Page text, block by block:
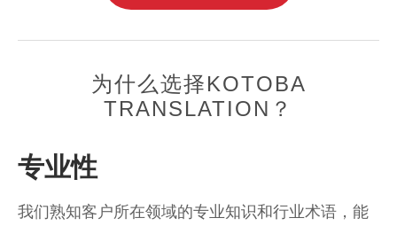
为什么选择KOTOBA
TRANSLATION？
专业性
我们熟知客户所在领域的专业知识和行业术语，能